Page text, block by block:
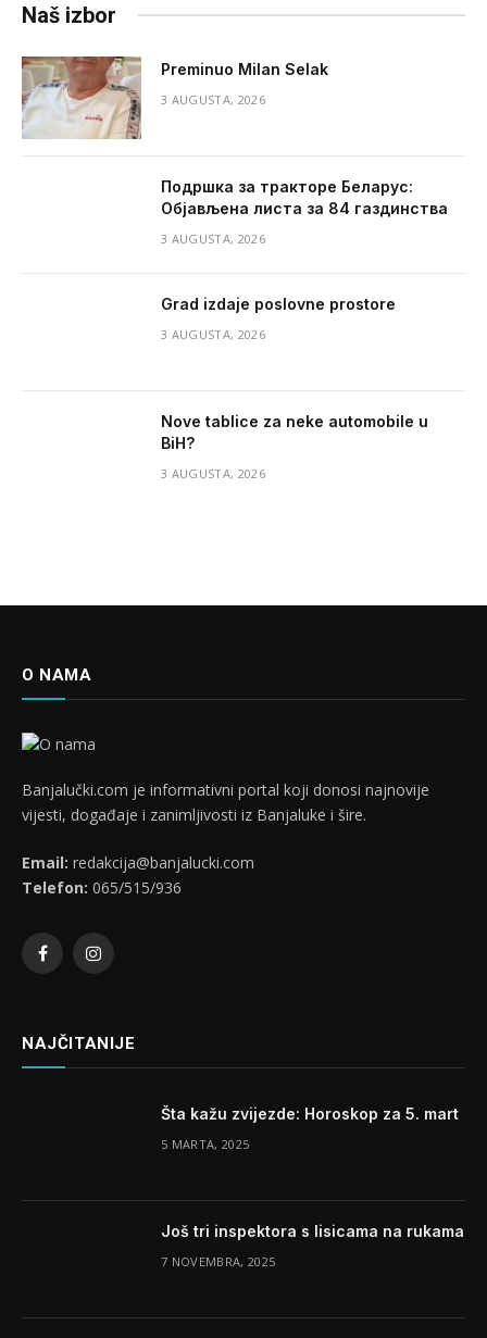
Naš izbor
Preminuo Milan Selak
3 AUGUSTA, 2026
Подршка за тракторе Беларус:
Објављена листа за 84 газдинства
3 AUGUSTA, 2026
Grad izdaje poslovne prostore
3 AUGUSTA, 2026
Nove tablice za neke automobile u
BiH?
3 AUGUSTA, 2026
O NAMA
Banjalučki.com je informativni portal koji donosi najnovije
vijesti, događaje i zanimljivosti iz Banjaluke i šire.
Email: redakcija@banjalucki.com
Telefon: 065/515/936
FacebookInstagram
NAJČITANIJE
Šta kažu zvijezde: Horoskop za 5. mart
5 MARTA, 2025
Još tri inspektora s lisicama na rukama
7 NOVEMBRA, 2025